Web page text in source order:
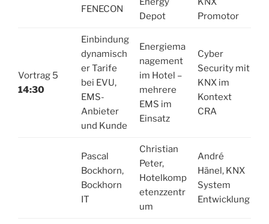
FENECON
Depot
Promotor
Vortrag 5
14:30
Einbindung
dynamisch
er Tarife
bei EVU,
EMS-
Anbieter
und Kunde
Energiema
nagement
im Hotel –
mehrere
EMS im
Einsatz
Cyber
Security mit
KNX im
Kontext
CRA
Pascal
Bockhorn,
Bockhorn
IT
Christian
Peter,
Hotelkomp
etenzzentr
um
André
Hänel, KNX
System
Entwicklung